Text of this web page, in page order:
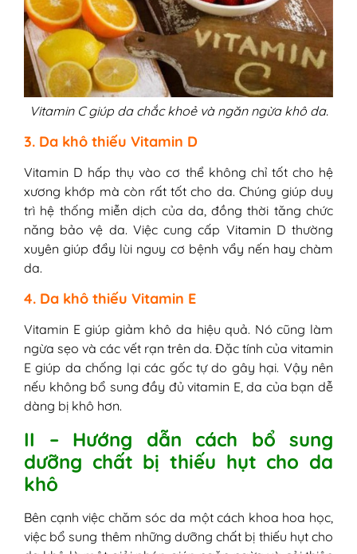
Vitamin C giúp da chắc khoẻ và ngăn ngừa khô da.
3. Da khô thiếu Vitamin D
Vitamin D hấp thụ vào cơ thể không chỉ tốt cho hệ
xương khớp mà còn rất tốt cho da. Chúng giúp duy
trì hệ thống miễn dịch của da, đồng thời tăng chức
năng bảo vệ da. Việc cung cấp Vitamin D thường
xuyên giúp đẩy lùi nguy cơ bệnh vẩy nến hay chàm
da.
4. Da khô thiếu Vitamin E
Vitamin E giúp giảm khô da hiệu quả. Nó cũng làm
ngừa sẹo và các vết rạn trên da. Đặc tính của vitamin
E giúp da chống lại các gốc tự do gây hại. Vậy nên
nếu không bổ sung đầy đủ vitamin E, da của bạn dễ
dàng bị khô hơn.
II – Hướng dẫn cách bổ sung
dưỡng chất bị thiếu hụt cho da
khô
Bên cạnh việc chăm sóc da một cách khoa hoa học,
việc bổ sung thêm những dưỡng chất bị thiếu hụt cho